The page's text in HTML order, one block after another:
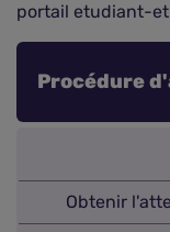
portail etudiant-
Procédure
Obtenir